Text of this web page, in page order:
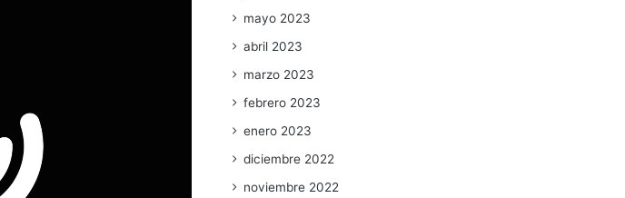
mayo 2023
abril 2023
marzo 2023
febrero 2023
enero 2023
diciembre 2022
noviembre 2022